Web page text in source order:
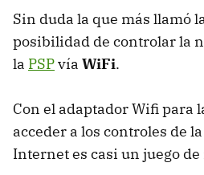
Sin duda la que más llamó
posibilidad de controlar la
la PSPvía WiFi.
Con el adaptador Wifi para
acceder a los controles de
Internet es casi un juego